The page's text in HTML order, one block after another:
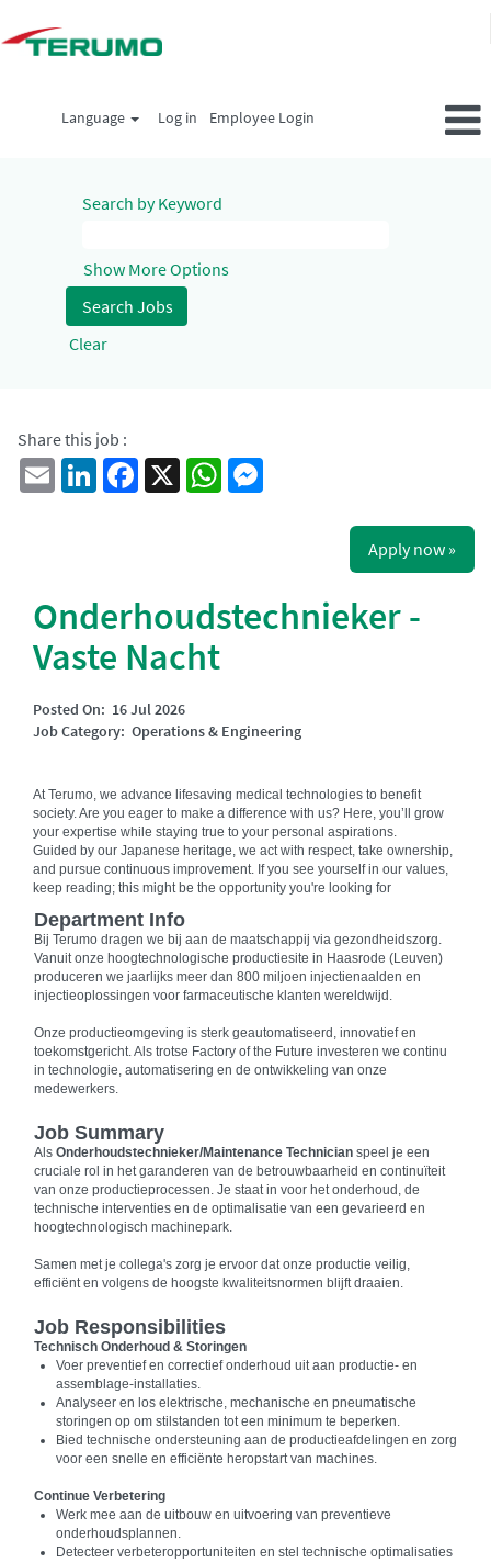
Language Log in Employee Login
Search by Keyword
Show More Options
Clear
Share this job :
Email
LinkedInFacebook
X WhatsApp
Apply now »
Onderhoudstechnieker -
Vaste Nacht
Posted On: 16 Jul 2026
Job Category: Operations & Engineering
At Terumo, we advance lifesaving medical technologies to benefit
society. Are you eager to make a difference with us? Here, you’ll grow
your expertise while staying true to your personal aspirations.
Guided by our Japanese heritage, we act with respect, take ownership,
and pursue continuous improvement. If you see yourself in our values,
keep reading; this might be the opportunity you're looking for
Department Info
Bij Terumo dragen we bij aan de maatschappij via gezondheidszorg.
Vanuit onze hoogtechnologische productiesite in Haasrode (Leuven)
produceren we jaarlijks meer dan 800 miljoen injectienaalden en
injectieoplossingen voor farmaceutische klanten wereldwijd.
Onze productieomgeving is sterk geautomatiseerd, innovatief en
toekomstgericht. Als trotse Factory of the Future investeren we continu
in technologie, automatisering en de ontwikkeling van onze
medewerkers.
Job Summary
Als Onderhoudstechnieker/Maintenance Technician speel je een
cruciale rol in het garanderen van de betrouwbaarheid en continuïteit
van onze productieprocessen. Je staat in voor het onderhoud, de
technische interventies en de optimalisatie van een gevarieerd en
hoogtechnologisch machinepark.
Samen met je collega's zorg je ervoor dat onze productie veilig,
efficiënt en volgens de hoogste kwaliteitsnormen blijft draaien.
Job Responsibilities
Technisch Onderhoud & Storingen
Voer preventief en correctief onderhoud uit aan productie- en
assemblage-installaties.
Analyseer en los elektrische, mechanische en pneumatische
storingen op om stilstanden tot een minimum te beperken.
Bied technische ondersteuning aan de productieafdelingen en zorg
voor een snelle en efficiënte heropstart van machines.
Continue Verbetering
Werk mee aan de uitbouw en uitvoering van preventieve
onderhoudsplannen.
Detecteer verbeteropportuniteiten en stel technische optimalisaties